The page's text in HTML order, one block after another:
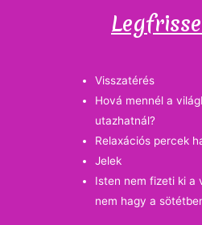
Visszatérés
Hová mennél a
utazhatnál?
Relaxációs percek
Jelek
Isten nem fizeti ki a
nem hagy a